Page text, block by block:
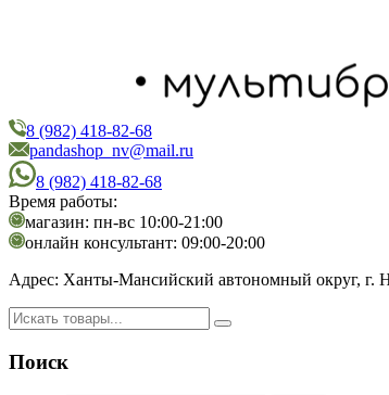
PandaShop
Интернет-магазин косметики
8 (982) 418-82-68
pandashop_nv@mail.ru
8 (982) 418-82-68
Время работы:
магазин: пн-вс 10:00-21:00
онлайн консультант: 09:00-20:00
Адрес: Ханты-Мансийский автономный округ, г.
Поиск